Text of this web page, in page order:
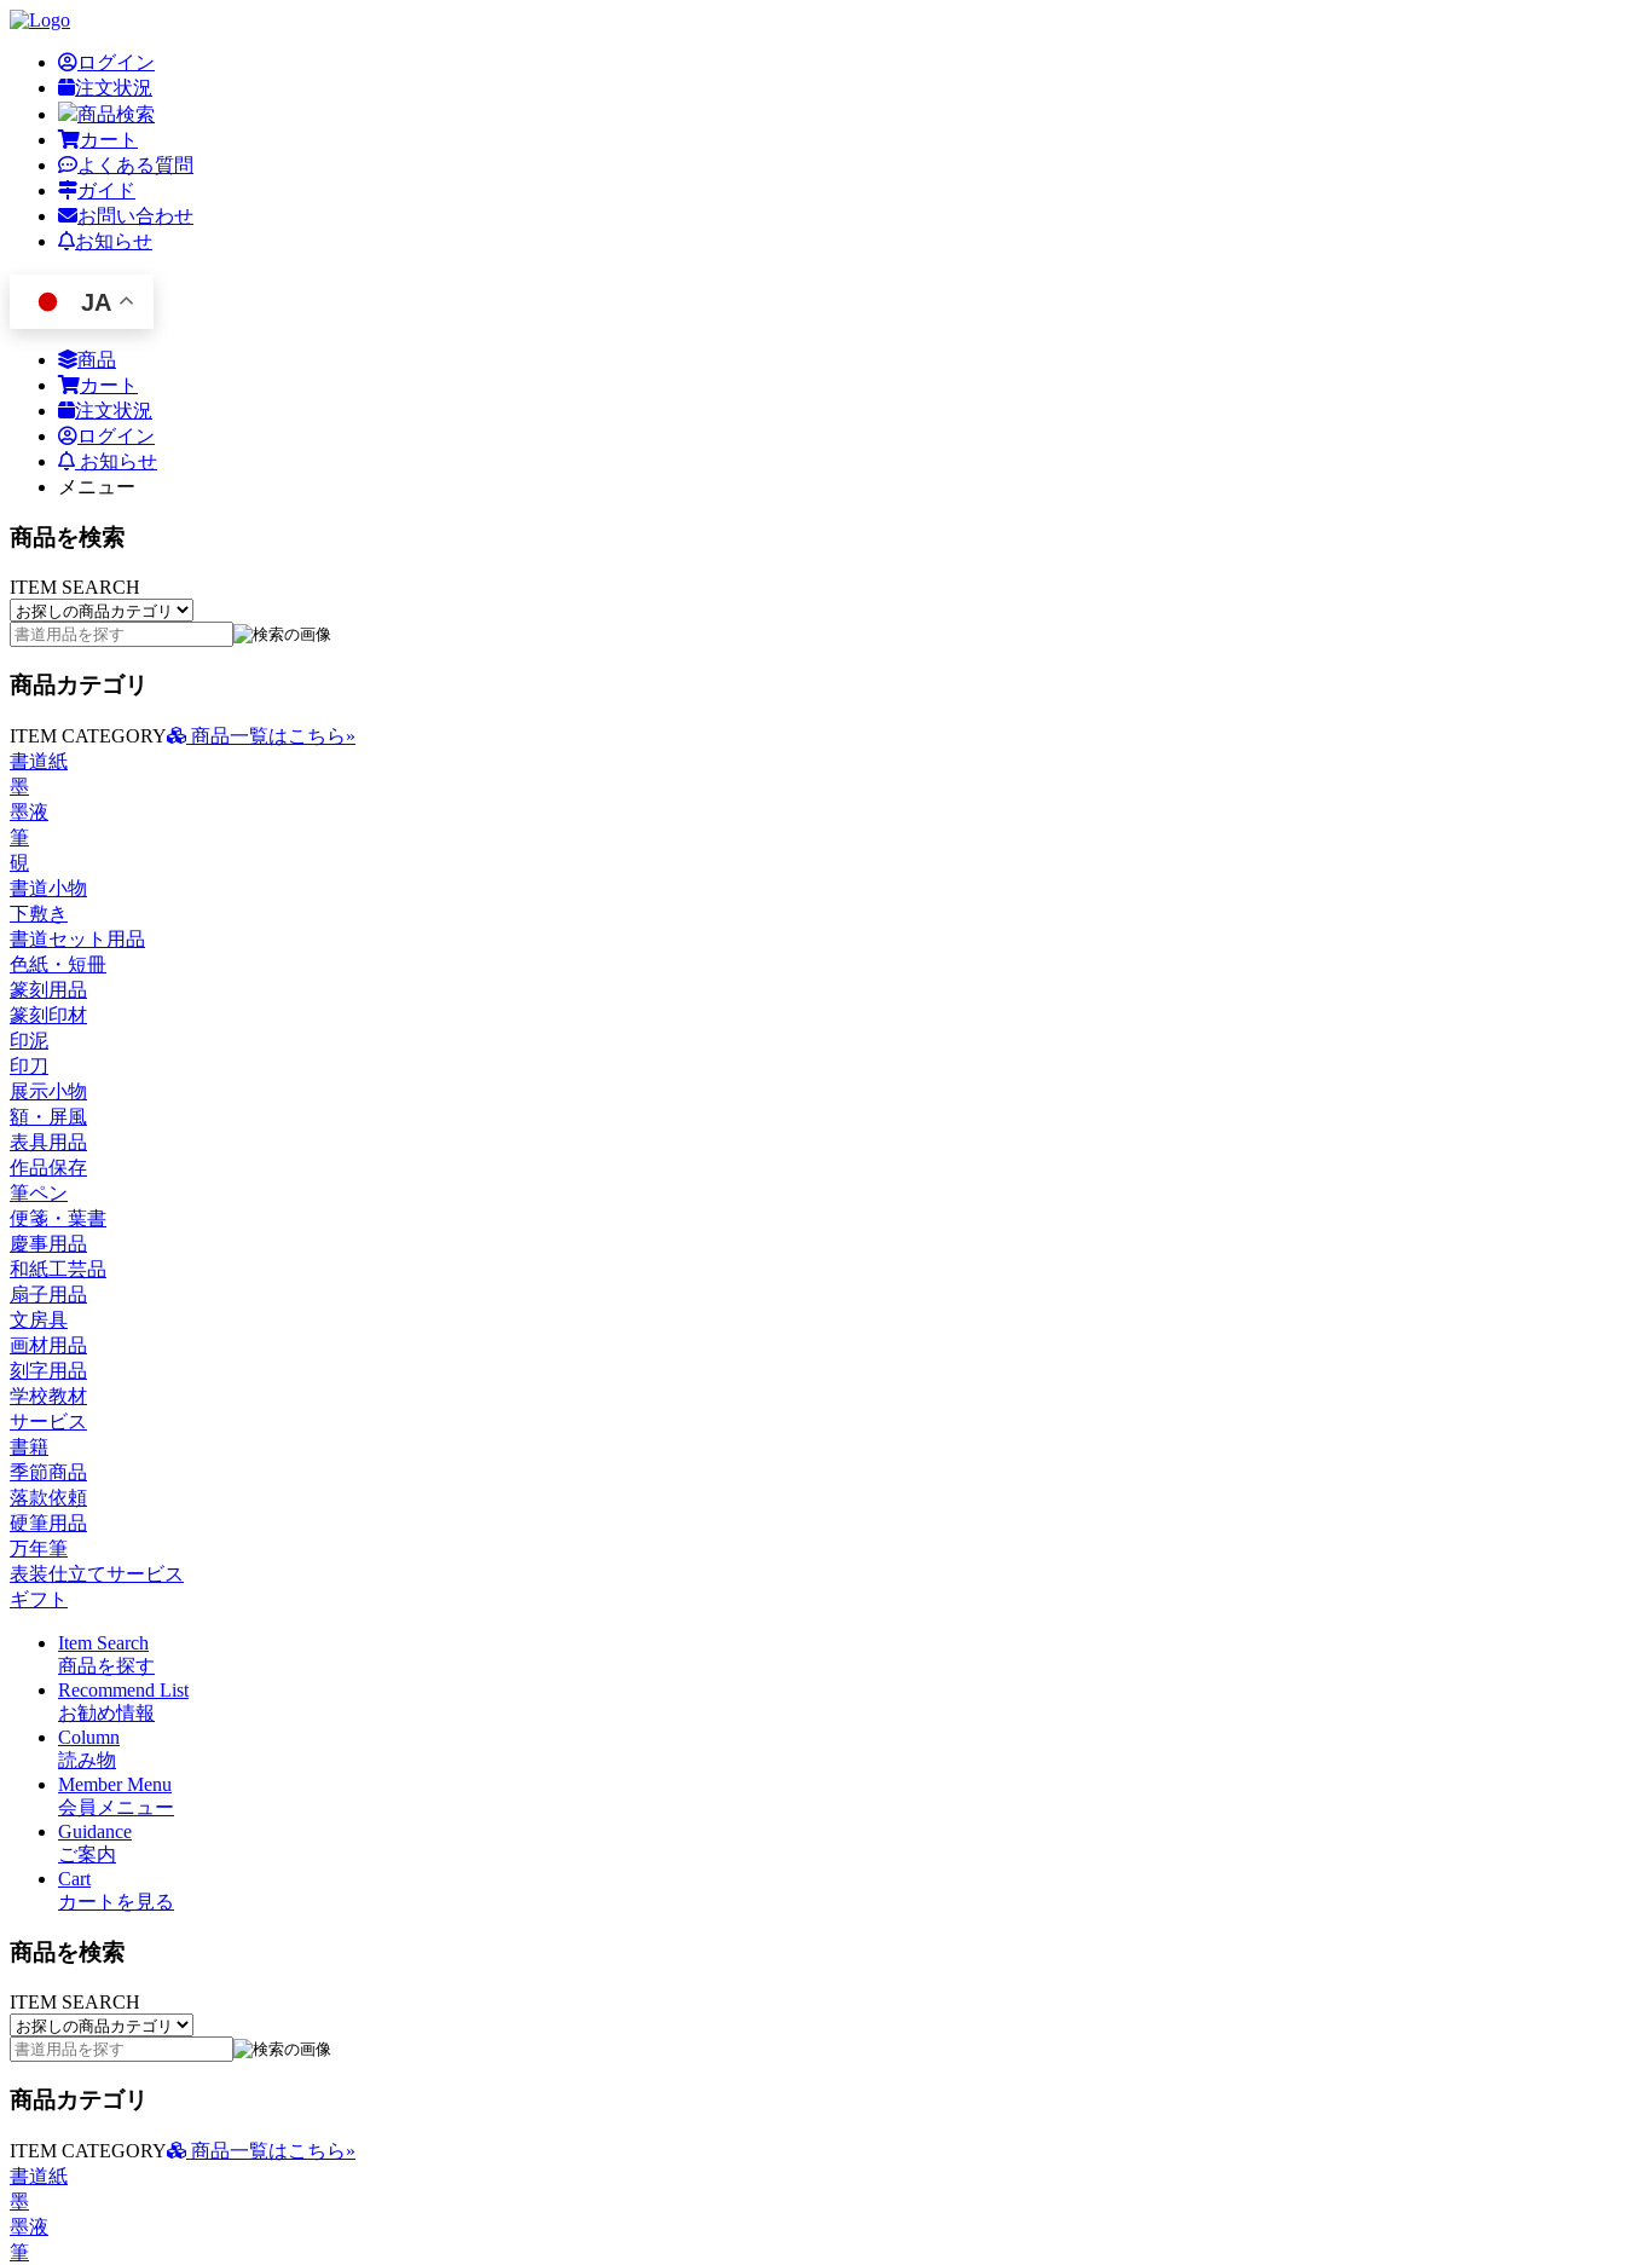
ログイン
注文状況
商品検索
カート
よくある質問
ガイド
お問い合わせ
お知らせ
JA
商品
カート
注文状況
ログイン
お知らせ
メニュー
商品を検索
ITEM SEARCH
商品カテゴリ
ITEM CATEGORY
商品一覧はこちら»
書道紙
墨
墨液
筆
硯
書道小物
下敷き
書道セット用品
色紙・短冊
篆刻用品
篆刻印材
印泥
印刀
展示小物
額・屏風
表具用品
作品保存
筆ペン
便箋・葉書
慶事用品
和紙工芸品
扇子用品
文房具
画材用品
刻字用品
学校教材
サービス
書籍
季節商品
落款依頼
硬筆用品
万年筆
表装仕立てサービス
ギフト
Item Search
商品を探す
Recommend List
お勧め情報
Column
読み物
Member Menu
会員メニュー
Guidance
ご案内
Cart
カートを見る
商品を検索
ITEM SEARCH
商品カテゴリ
ITEM CATEGORY
商品一覧はこちら»
書道紙
墨
墨液
筆